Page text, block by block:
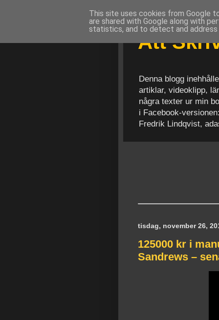
Att
Denna blogg
artiklar, videoklipp,
några texter ur min
i Facebook-versionen:
Fredrik Lindqvist,
tisdag, november 26,
125000 kr i
Sandrews –
This site uses cookies from Google
are shared with Google along with
statistics, and to detect and address